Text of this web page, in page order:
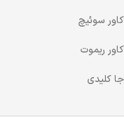
کاور سوئیچ
کاور ریموت
جا کلیدی